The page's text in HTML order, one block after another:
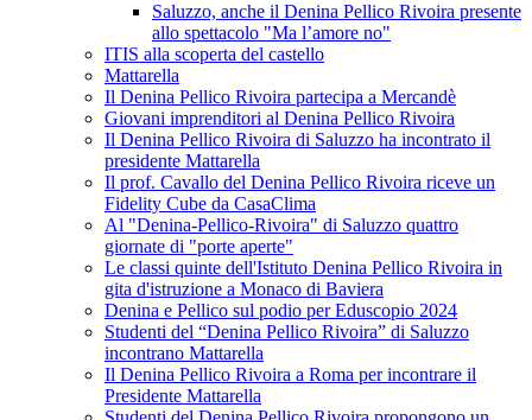
Saluzzo, anche il Denina Pellico Rivoira presente
allo spettacolo "Ma l’amore no"
ITIS alla scoperta del castello
Mattarella
Il Denina Pellico Rivoira partecipa a Mercandè
Giovani imprenditori al Denina Pellico Rivoira
Il Denina Pellico Rivoira di Saluzzo ha incontrato il
presidente Mattarella
Il prof. Cavallo del Denina Pellico Rivoira riceve un
Fidelity Cube da CasaClima
Al "Denina-Pellico-Rivoira" di Saluzzo quattro
giornate di "porte aperte"
Le classi quinte dell'Istituto Denina Pellico Rivoira in
gita d'istruzione a Monaco di Baviera
Denina e Pellico sul podio per Eduscopio 2024
Studenti del “Denina Pellico Rivoira” di Saluzzo
incontrano Mattarella
Il Denina Pellico Rivoira a Roma per incontrare il
Presidente Mattarella